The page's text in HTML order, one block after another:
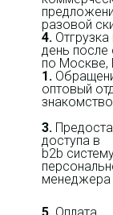
разовой
4.
день после
по
1.
оптовый
знакомство
3.
доступа в
b2b
мене­джера
5. Оплата